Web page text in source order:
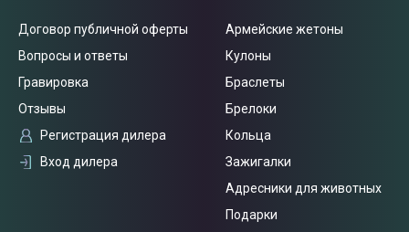
Договор публичной оферты
Вопросы и ответы
Гравировка
Отзывы
Регистрация дилера
Вход дилера
Армейские жетоны
Кулоны
Браслеты
Брелоки
Кольца
Зажигалки
Адресники для животных
Подарки